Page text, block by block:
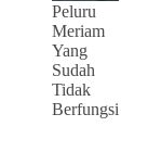
Peluru
Meriam
Yang
Sudah
Tidak
Berfungsi